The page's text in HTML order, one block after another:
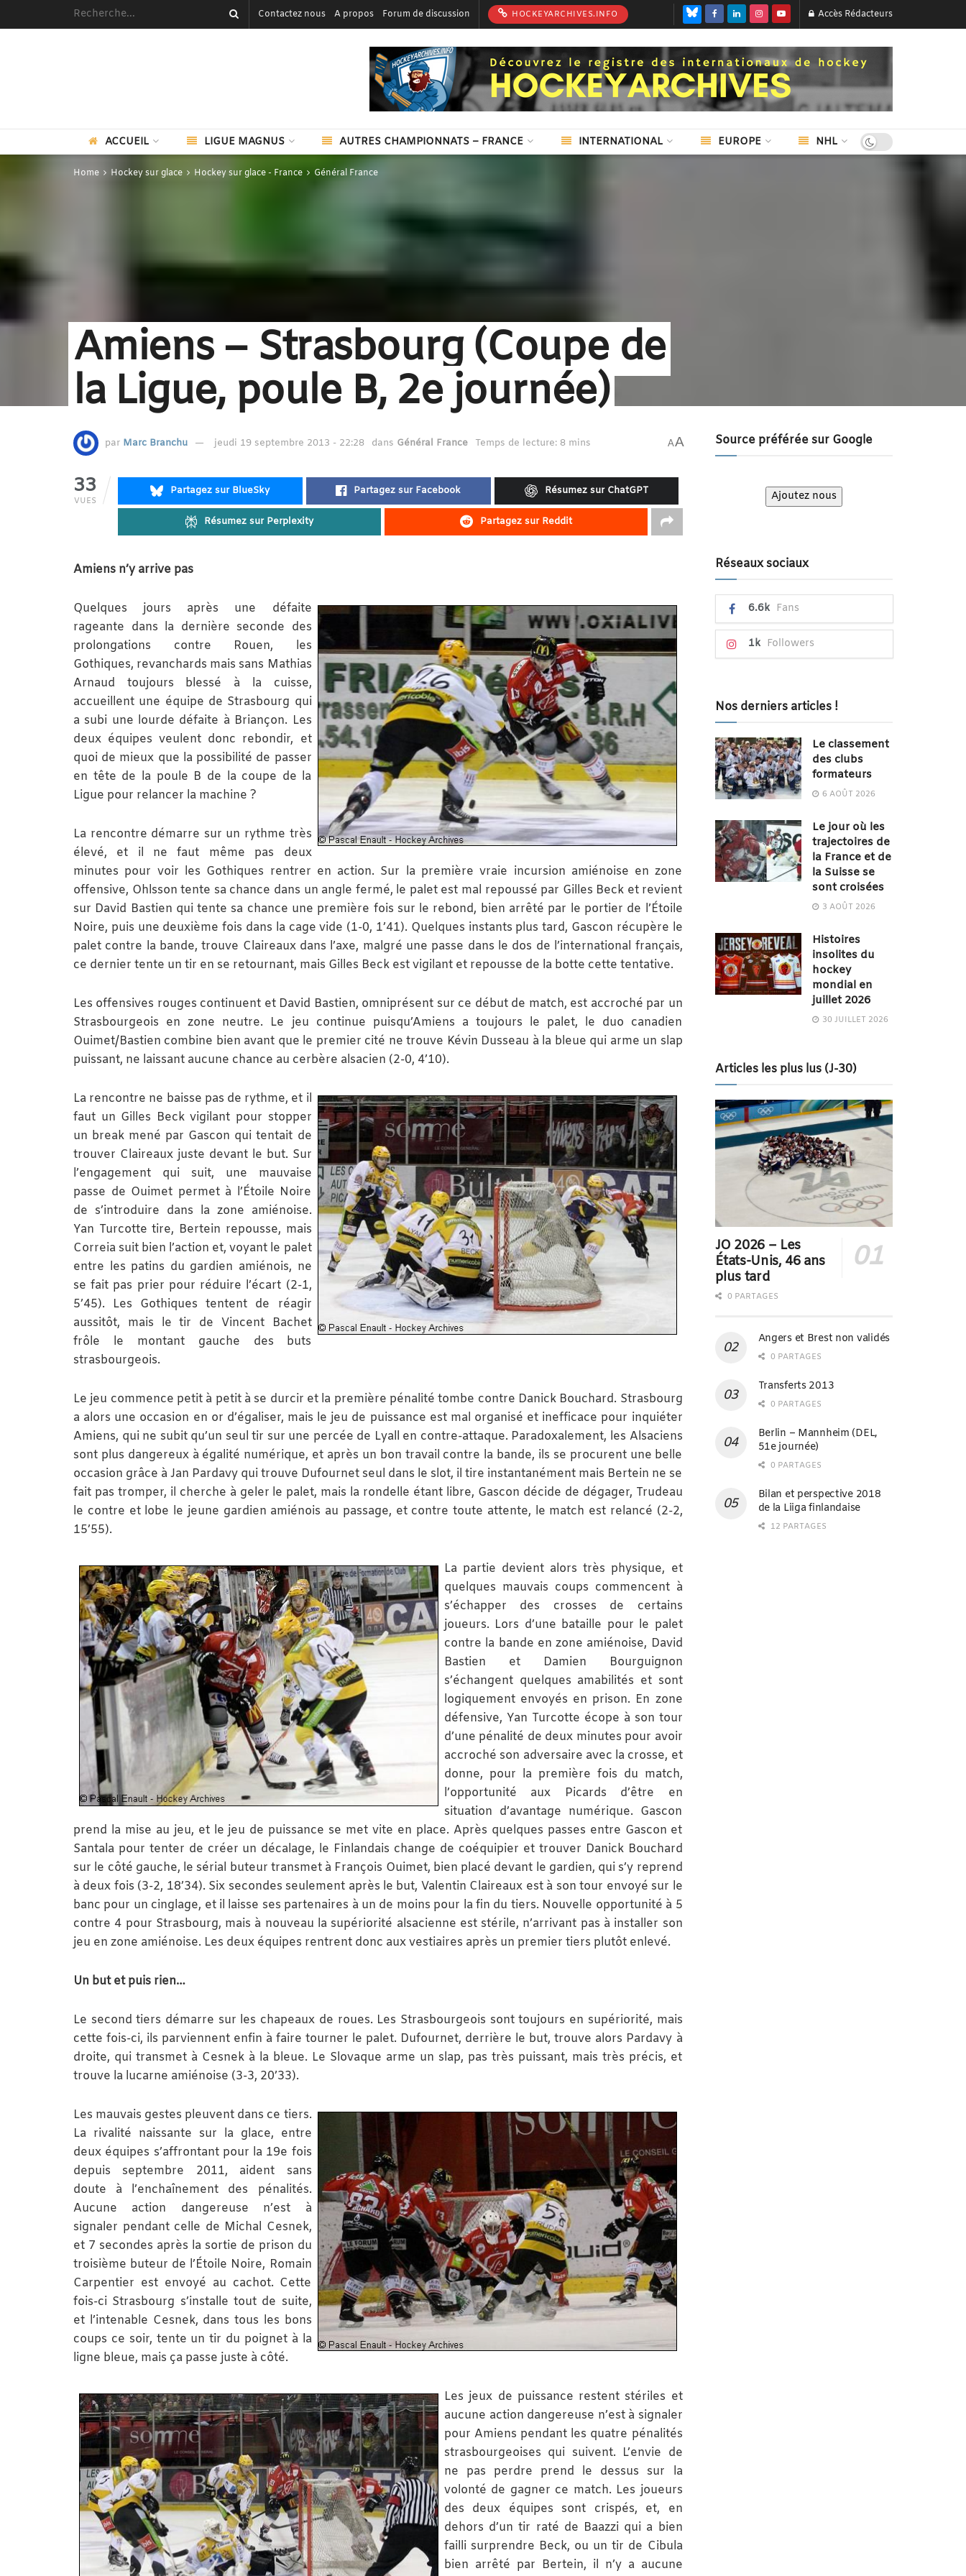
Contactez nous A propos Forum de discussion HOCKEYARCHIVES.INFO Accès Rédacteurs
ACCUEIL LIGUE MAGNUS AUTRES CHAMPIONNATS – FRANCE INTERNATIONAL EUROPE NHL
Home Hockey sur glace Hockey sur glace - France Général France
Amiens – Strasbourg (Coupe de
la Ligue, poule B, 2e journée)
par Marc Branchu jeudi 19 septembre 2013 - 22:28 dans Général France Temps de lecture: 8 mins AA
33
VUES
Partagez sur BlueSky Partagez sur Facebook Résumez sur ChatGPT
Résumez sur Perplexity Partagez sur Reddit
Amiens n’y arrive pas
Quelques jours après une défaite
rageante dans la dernière seconde des
prolongations contre Rouen, les
Gothiques, revanchards mais sans Mathias
Arnaud toujours blessé à la cuisse,
accueillent une équipe de Strasbourg qui
a subi une lourde défaite à Briançon. Les
deux équipes veulent donc rebondir, et
quoi de mieux que la possibilité de passer
en tête de la poule B de la coupe de la
Ligue pour relancer la machine ?
La rencontre démarre sur un rythme très
élevé, et il ne faut même pas deux
minutes pour voir les Gothiques rentrer en action. Sur la première vraie incursion amiénoise en zone
offensive, Ohlsson tente sa chance dans un angle fermé, le palet est mal repoussé par Gilles Beck et revient
sur David Bastien qui tente sa chance une première fois sur le rebond, bien arrêté par le portier de l’Étoile
Noire, puis une deuxième fois dans la cage vide (1-0, 1’41). Quelques instants plus tard, Gascon récupère le
palet contre la bande, trouve Claireaux dans l’axe, malgré une passe dans le dos de l’international français,
ce dernier tente un tir en se retournant, mais Gilles Beck est vigilant et repousse de la botte cette tentative.
Les offensives rouges continuent et David Bastien, omniprésent sur ce début de match, est accroché par un
Strasbourgeois en zone neutre. Le jeu continue puisqu’Amiens a toujours le palet, le duo canadien
Ouimet/Bastien combine bien avant que le premier cité ne trouve Kévin Dusseau à la bleue qui arme un slap
puissant, ne laissant aucune chance au cerbère alsacien (2-0, 4’10).
La rencontre ne baisse pas de rythme, et il
faut un Gilles Beck vigilant pour stopper
un break mené par Gascon qui tentait de
trouver Claireaux juste devant le but. Sur
l’engagement qui suit, une mauvaise
passe de Ouimet permet à l’Étoile Noire
de s’introduire dans la zone amiénoise.
Yan Turcotte tire, Bertein repousse, mais
Correia suit bien l’action et, voyant le palet
entre les patins du gardien amiénois, ne
se fait pas prier pour réduire l’écart (2-1,
5’45). Les Gothiques tentent de réagir
aussitôt, mais le tir de Vincent Bachet
frôle le montant gauche des buts
strasbourgeois.
Le jeu commence petit à petit à se durcir et la première pénalité tombe contre Danick Bouchard. Strasbourg
a alors une occasion en or d’égaliser, mais le jeu de puissance est mal organisé et inefficace pour inquiéter
Amiens, qui ne subit qu’un seul tir sur une percée de Lyall en contre-attaque. Paradoxalement, les Alsaciens
sont plus dangereux à égalité numérique, et après un bon travail contre la bande, ils se procurent une belle
occasion grâce à Jan Pardavy qui trouve Dufournet seul dans le slot, il tire instantanément mais Bertein ne se
fait pas tromper, il cherche à geler le palet, mais la rondelle étant libre, Gascon décide de dégager, Trudeau
le contre et lobe le jeune gardien amiénois au passage, et contre toute attente, le match est relancé (2-2,
15’55).
La partie devient alors très physique, et
quelques mauvais coups commencent à
s’échapper des crosses de certains
joueurs. Lors d’une bataille pour le palet
contre la bande en zone amiénoise, David
Bastien et Damien Bourguignon
s’échangent quelques amabilités et sont
logiquement envoyés en prison. En zone
défensive, Yan Turcotte écope à son tour
d’une pénalité de deux minutes pour avoir
accroché son adversaire avec la crosse, et
donne, pour la première fois du match,
l’opportunité aux Picards d’être en
situation d’avantage numérique. Gascon
prend la mise au jeu, et le jeu de puissance se met vite en place. Après quelques passes entre Gascon et
Santala pour tenter de créer un décalage, le Finlandais change de coéquipier et trouver Danick Bouchard
sur le côté gauche, le sérial buteur transmet à François Ouimet, bien placé devant le gardien, qui s’y reprend
à deux fois (3-2, 18’34). Six secondes seulement après le but, Valentin Claireaux est à son tour envoyé sur le
banc pour un cinglage, et il laisse ses partenaires à un de moins pour la fin du tiers. Nouvelle opportunité à 5
contre 4 pour Strasbourg, mais à nouveau la supériorité alsacienne est stérile, n’arrivant pas à installer son
jeu en zone amiénoise. Les deux équipes rentrent donc aux vestiaires après un premier tiers plutôt enlevé.
Un but et puis rien…
Le second tiers démarre sur les chapeaux de roues. Les Strasbourgeois sont toujours en supériorité, mais
cette fois-ci, ils parviennent enfin à faire tourner le palet. Dufournet, derrière le but, trouve alors Pardavy à
droite, qui transmet à Cesnek à la bleue. Le Slovaque arme un slap, pas très puissant, mais très précis, et
trouve la lucarne amiénoise (3-3, 20’33).
Les mauvais gestes pleuvent dans ce tiers.
La rivalité naissante sur la glace, entre
deux équipes s’affrontant pour la 19e fois
depuis septembre 2011, aident sans
doute à l’enchaînement des pénalités.
Aucune action dangereuse n’est à
signaler pendant celle de Michal Cesnek,
et 7 secondes après la sortie de prison du
troisième buteur de l’Étoile Noire, Romain
Carpentier est envoyé au cachot. Cette
fois-ci Strasbourg s’installe tout de suite,
et l’intenable Cesnek, dans tous les bons
coups ce soir, tente un tir du poignet à la
ligne bleue, mais ça passe juste à côté.
Les jeux de puissance restent stériles et
aucune action dangereuse n’est à signaler
pour Amiens pendant les quatre pénalités
strasbourgeoises qui suivent. L’envie de
ne pas perdre prend le dessus sur la
volonté de gagner ce match. Les joueurs
des deux équipes sont crispés, et, en
dehors d’un tir raté de Baazzi qui a bien
failli surprendre Beck, ou un tir de Cibula
bien arrêté par Bertein, il n’y a aucune
Source préférée sur Google
Ajoutez nous
Réseaux sociaux
6.6k Fans
1k Followers
Nos derniers articles !
Le classement
des clubs
formateurs
6 AOÛT 2026
Le jour où les
trajectoires de
la France et de
la Suisse se
sont croisées
3 AOÛT 2026
Histoires
insolites du
hockey
mondial en
juillet 2026
30 JUILLET 2026
Articles les plus lus (J-30)
JO 2026 – Les
États-Unis, 46 ans
plus tard
0 PARTAGES
Angers et Brest non validés
0 PARTAGES
Transferts 2013
0 PARTAGES
Berlin – Mannheim (DEL,
51e journée)
0 PARTAGES
Bilan et perspective 2018
de la Liiga finlandaise
12 PARTAGES